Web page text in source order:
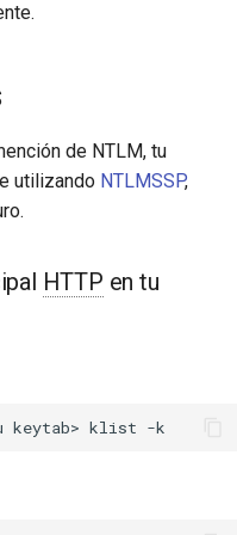
de NTLM, tu
utilizando NTLMSSP,
HTTP en tu